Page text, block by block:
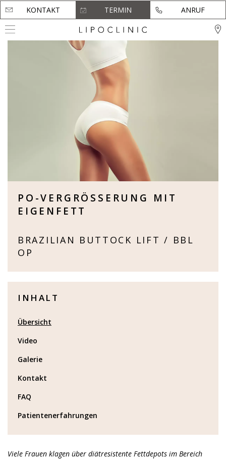
KONTAKT TERMIN ANRUF
KONTAKT TERMIN ANRUF
PO-VERGRÖSSERUNG MIT
EIGENFETT
BRAZILIAN BUTTOCK LIFT / BBL
OP
INHALT
Übersicht
Video
Galerie
Kontakt
FAQ
Patientenerfahrungen
Viele Frauen klagen über diätresistente Fettdepots im Bereich